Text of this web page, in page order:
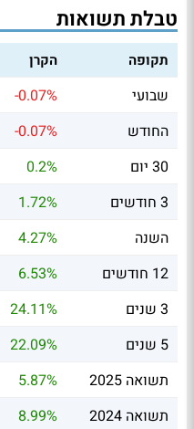
טבלת תשואות
תקופה הקרן
שבועי -0.07%
החודש
-0.07%
30 יום
0.2%
3 חודשים
1.72%
השנה
4.27%
12 חודשים
6.53%
3 שנים
24.11%
5 שנים
22.09%
תשואה 2025
5.87%
תשואה 2024
8.99%